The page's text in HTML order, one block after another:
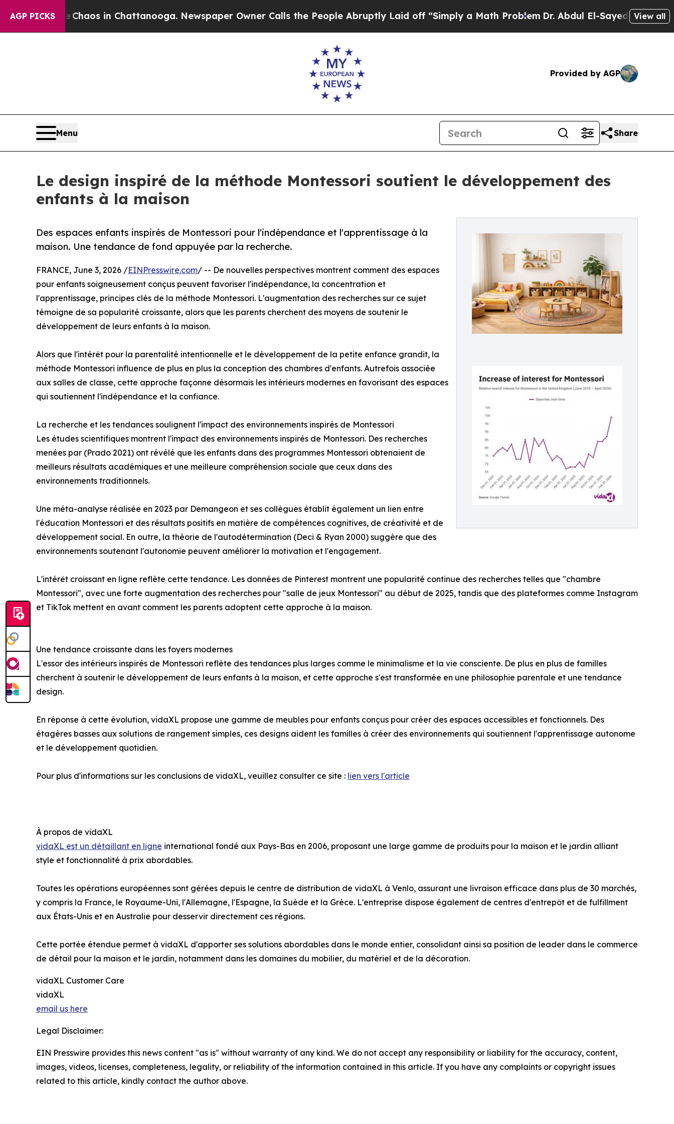
AGP PICKSChaos in Chattanooga. Newspaper Owner Calls the People Abruptly Laid off “Simply a Math Problem Dr. Abdul El-Sayed on HistoricView all
Provided by AGP
Menu Share
Le design inspiré de la méthode Montessori soutient le développement des
enfants à la maison
Des espaces enfants inspirés de Montessori pour l'indépendance et l'apprentissage à la
maison. Une tendance de fond appuyée par la recherche.
FRANCE, June 3, 2026 /EINPresswire.com/ -- De nouvelles perspectives montrent comment des espaces
pour enfants soigneusement conçus peuvent favoriser l'indépendance, la concentration et
l'apprentissage, principes clés de la méthode Montessori. L'augmentation des recherches sur ce sujet
témoigne de sa popularité croissante, alors que les parents cherchent des moyens de soutenir le
développement de leurs enfants à la maison.
Alors que l'intérêt pour la parentalité intentionnelle et le développement de la petite enfance grandit, la
méthode Montessori influence de plus en plus la conception des chambres d'enfants. Autrefois associée
aux salles de classe, cette approche façonne désormais les intérieurs modernes en favorisant des espaces
qui soutiennent l'indépendance et la confiance.
La recherche et les tendances soulignent l'impact des environnements inspirés de Montessori
Les études scientifiques montrent l'impact des environnements inspirés de Montessori. Des recherches
menées par (Prado 2021) ont révélé que les enfants dans des programmes Montessori obtenaient de
meilleurs résultats académiques et une meilleure compréhension sociale que ceux dans des
environnements traditionnels.
Une méta-analyse réalisée en 2023 par Demangeon et ses collègues établit également un lien entre
l'éducation Montessori et des résultats positifs en matière de compétences cognitives, de créativité et de
développement social. En outre, la théorie de l'autodétermination (Deci & Ryan 2000) suggère que des
environnements soutenant l'autonomie peuvent améliorer la motivation et l'engagement.
L'intérêt croissant en ligne reflète cette tendance. Les données de Pinterest montrent une popularité continue des recherches telles que "chambre
Montessori", avec une forte augmentation des recherches pour "salle de jeux Montessori" au début de 2025, tandis que des plateformes comme Instagram
et TikTok mettent en avant comment les parents adoptent cette approche à la maison.
Une tendance croissante dans les foyers modernes
L'essor des intérieurs inspirés de Montessori reflète des tendances plus larges comme le minimalisme et la vie consciente. De plus en plus de familles
cherchent à soutenir le développement de leurs enfants à la maison, et cette approche s'est transformée en une philosophie parentale et une tendance
design.
En réponse à cette évolution, vidaXL propose une gamme de meubles pour enfants conçus pour créer des espaces accessibles et fonctionnels. Des
étagères basses aux solutions de rangement simples, ces designs aident les familles à créer des environnements qui soutiennent l'apprentissage autonome
et le développement quotidien.
Pour plus d'informations sur les conclusions de vidaXL, veuillez consulter ce site : lien vers l'article
À propos de vidaXL
vidaXL est un détaillant en ligne international fondé aux Pays-Bas en 2006, proposant une large gamme de produits pour la maison et le jardin alliant
style et fonctionnalité à prix abordables.
Toutes les opérations européennes sont gérées depuis le centre de distribution de vidaXL à Venlo, assurant une livraison efficace dans plus de 30 marchés,
y compris la France, le Royaume-Uni, l'Allemagne, l'Espagne, la Suède et la Grèce. L'entreprise dispose également de centres d'entrepôt et de fulfillment
aux États-Unis et en Australie pour desservir directement ces régions.
Cette portée étendue permet à vidaXL d'apporter ses solutions abordables dans le monde entier, consolidant ainsi sa position de leader dans le commerce
de détail pour la maison et le jardin, notamment dans les domaines du mobilier, du matériel et de la décoration.
vidaXL Customer Care
vidaXL
email us here
Legal Disclaimer:
EIN Presswire provides this news content "as is" without warranty of any kind. We do not accept any responsibility or liability for the accuracy, content,
images, videos, licenses, completeness, legality, or reliability of the information contained in this article. If you have any complaints or copyright issues
related to this article, kindly contact the author above.